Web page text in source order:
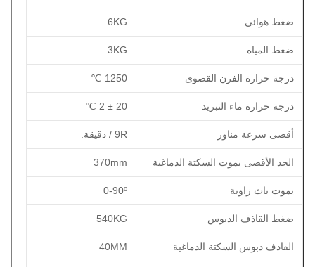
ضغط هوائي 6KG
ضغط المياه 3KG
درجة حرارة الفرن القصوى 1250 ℃
درجة حرارة ماء التبريد 20 ± 2 ℃
أقصى سرعة مناور 9R / دقيقة.
الحد الأقصى يموت السكتة الدماغية 370mm
يموت باث زاوية 0-90º
ضغط القاذف الدبوس 540KG
القاذف دبوس السكتة الدماغية 40MM